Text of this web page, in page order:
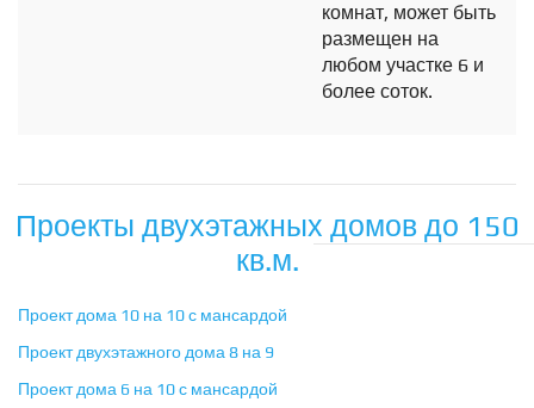
комнат, может быть
размещен на
любом участке 6 и
более соток.
Проекты двухэтажных домов до 150
кв.м.
Проект дома 10 на 10 с мансардой
Проект двухэтажного дома 8 на 9
Проект дома 6 на 10 с мансардой